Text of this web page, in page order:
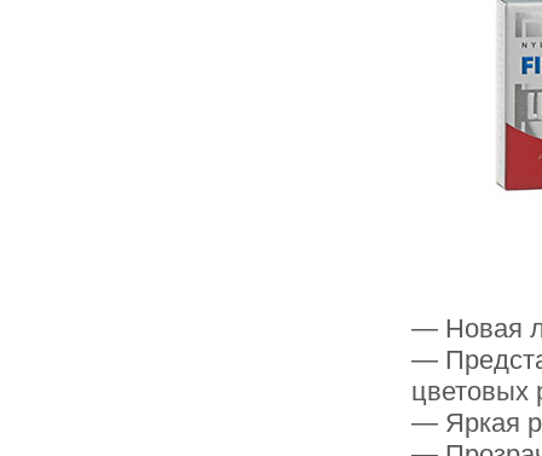
— Новая
—
цветовых
— Яркая